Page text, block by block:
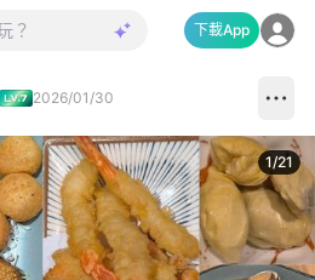
下載App
2026/01/30
1/21